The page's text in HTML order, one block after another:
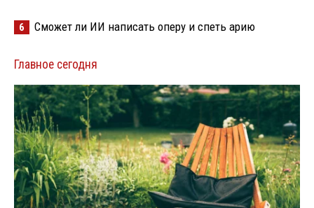
6 Сможет ли ИИ написать оперу и спеть арию
Главное сегодня